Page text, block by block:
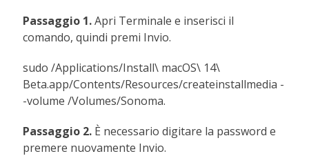
Passaggio 1.Apri Terminale e inserisci il
comando, quindi premi Invio.
sudo /Applications/Install\ macOS\ 14\
Beta.app/Contents/Resources/createinstallmedia -
-volume /Volumes/Sonoma.
Passaggio 2. È necessario digitare la password e
premere nuovamente Invio.